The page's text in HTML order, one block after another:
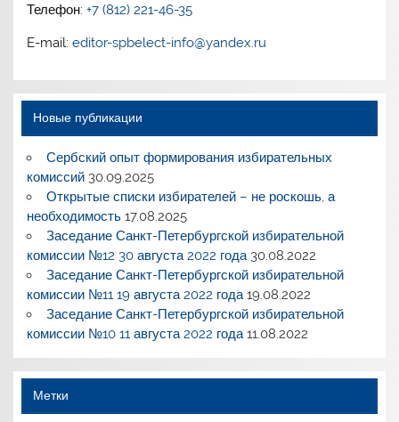
Телефон:+7 (812) 221-46-35
E-mail:editor-spbelect-info@yandex.ru
Новые публикации
Сербский опыт формирования избирательных
комиссий 30.09.2025
Открытые списки избирателей – не роскошь, а
необходимость 17.08.2025
Заседание Санкт-Петербургской избирательной
комиссии №12 30 августа 2022 года 30.08.2022
Заседание Санкт-Петербургской избирательной
комиссии №11 19 августа 2022 года 19.08.2022
Заседание Санкт-Петербургской избирательной
комиссии №10 11 августа 2022 года 11.08.2022
Метки